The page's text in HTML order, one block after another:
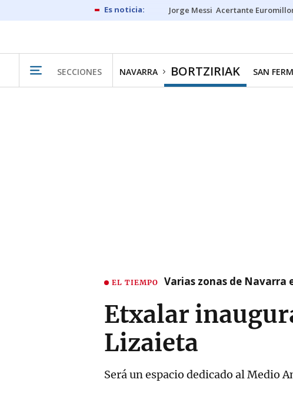
Jorge Messi Acertante
SECCIONES NAVARRA BORTZIRIAK SAN
EL TIEMPO Varias zonas de
Etxalar
Lizaieta
Será un espacio dedicado al Medio